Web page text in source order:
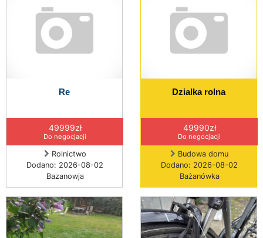
Re
49999zł
Do negocjacji
Rolnictwo
Dodano: 2026-08-02
Bazanowja
Dzialka rolna
49990zł
Do negocjacji
Budowa domu
Dodano: 2026-08-02
Bażanówka